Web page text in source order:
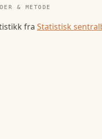
& METODE
fra Statistisk